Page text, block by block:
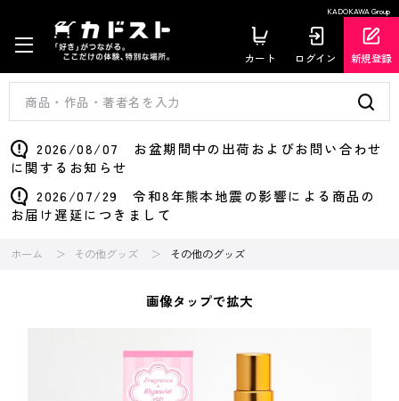
KADOKAWA Group
カート ログイン 新規登録
2026/08/07 お盆期間中の出荷およびお問い合わせ
に関するお知らせ
2026/07/29 令和8年熊本地震の影響による商品の
お届け遅延につきまして
ホーム その他グッズ その他のグッズ
画像タップで拡大